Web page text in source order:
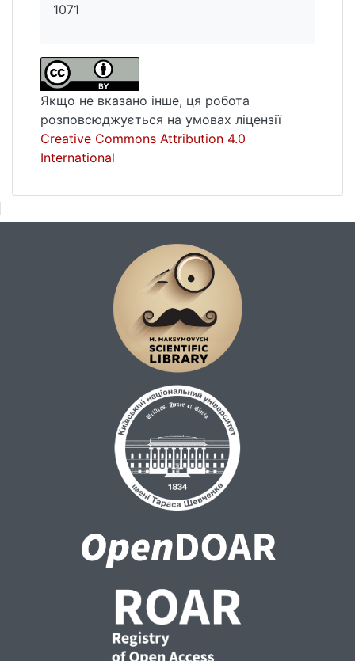
1071
Якщо не вказано інше, ця робота
розповсюджується на умовах ліцензії
Creative Commons Attribution 4.0
International